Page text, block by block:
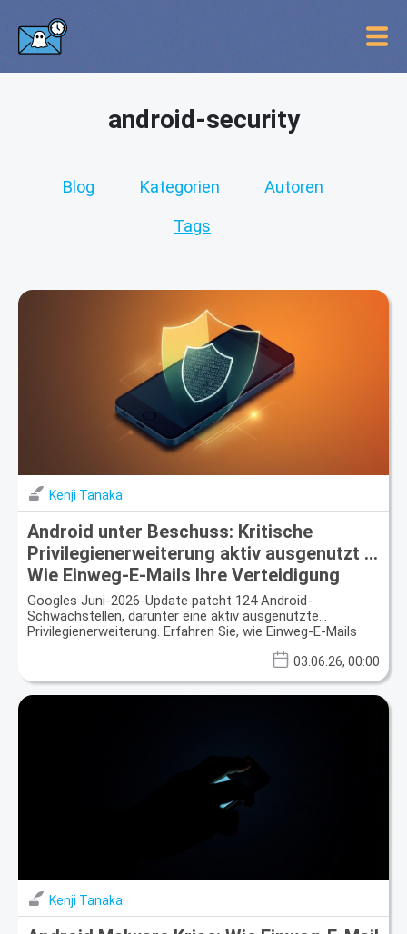
android-security
Blog Kategorien Autoren
Tags
Kenji Tanaka
Android unter Beschuss: Kritische
Privilegienerweiterung aktiv ausgenutzt –
Wie Einweg-E-Mails Ihre Verteidigung
stärken
Googles Juni-2026-Update patcht 124 Android-
Schwachstellen, darunter eine aktiv ausgenutzte
Privilegienerweiterung. Erfahren Sie, wie Einweg-E-Mails
03.06.26, 00:00
Kenji Tanaka